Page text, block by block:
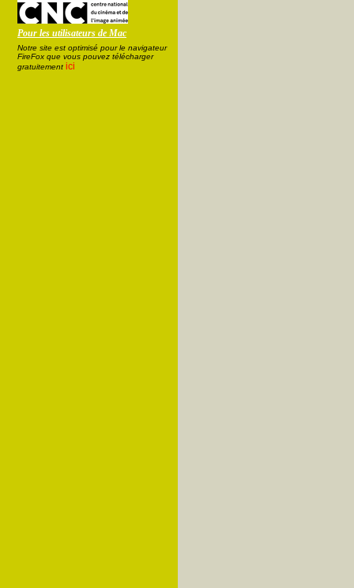
Pour les utilisateurs de Mac
Notre site est optimisé pour le navigateur
FireFox que vous pouvez télécharger
gratuitement ici